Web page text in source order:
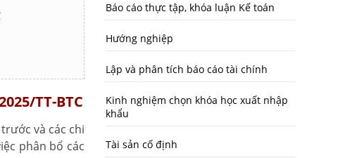
TT-BTC
và các chi
phân bổ các
Báo cáo thực tập, khóa luận Kế toán
Hướng nghiệp
Lập và phân tích báo cáo tài chính
Kinh nghiệm chọn khóa học xuất nhập
khẩu
Tài sản cố định